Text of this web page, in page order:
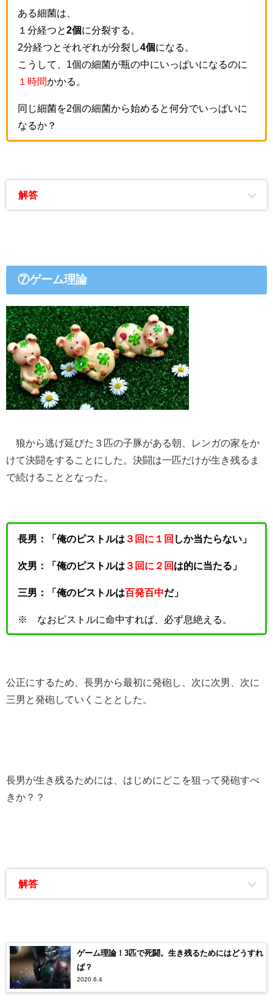
ある細菌は、
１分経つと2個に分裂する。
2分経つとそれぞれが分裂し4個になる。
こうして、1個の細菌が瓶の中にいっぱいになるのに
１時間かかる。
同じ細菌を2個の細菌から始めると何分でいっぱいに
なるか？
解答
⑦ゲーム理論
狼から逃げ延びた３匹の子豚がある朝、レンガの家をか
けて決闘をすることにした。決闘は一匹だけが生き残るま
で続けることとなった。
長男：「俺のピストルは ３回に１回 しか当たらない」
次男 ：「俺のピストルは ３回に２回 は的に当たる」
三男：「 俺のピストルは百発百中だ」
※ なおピストルに命中すれば、必ず息絶える。
公正にするため、長男から最初に発砲し、次に次男、次に
三男と発砲していくこととした。
長男が生き残るためには、はじめにどこを狙って発砲すべ
きか？？
解答
ゲーム理論！3匹で死闘。生き残るためにはどうすれ
ば？
2020.6.4